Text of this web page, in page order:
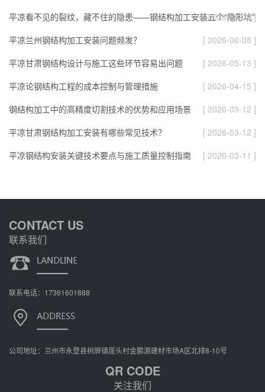
平凉看不见的裂纹，藏不住的隐患——钢结构加工安装五个“隐形坑”
[ 2026-06-08 ]
平凉兰州钢结构加工安装问题频发？
[ 2026-06-08 ]
平凉甘肃钢结构设计与施工这些环节容易出问题
[ 2026-05-13 ]
平凉论钢结构工程的成本控制与管理措施
[ 2026-04-15 ]
钢结构加工中的高精度切割技术的优势和应用场景
[ 2026-03-12 ]
平凉甘肃钢结构加工安装有哪些常见技术？
[ 2026-03-12 ]
平凉钢结构安装关键技术要点与施工质量控制指南
[ 2026-03-11 ]
CONTACT US
联系我们
联系电话：17361601888
公司地址：兰州市永登县树屏镇崖头村金鹏源建材市场A区北排8-10号
QR CODE
关注我们